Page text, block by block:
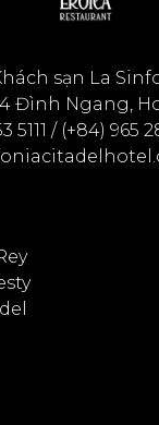
sạn La
Đình Ngang,
5111 / (+84) 965